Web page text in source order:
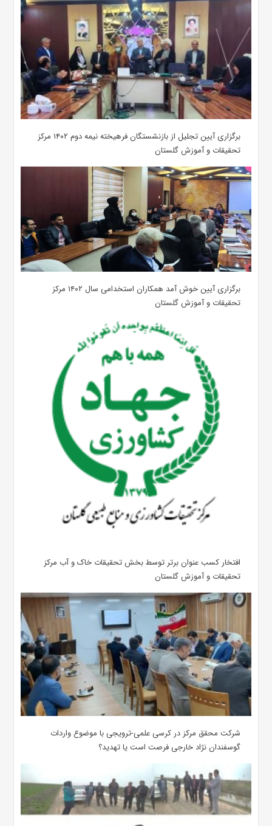
برگزاری آیین تجلیل از بازنشستگان فرهیخته نیمه دوم ۱۴۰۲ مرکز
تحقیقات و آموزش گلستان
برگزاری آیین خوش آمد همکاران استخدامی سال ۱۴۰۲ مرکز
تحقیقات و آموزش گلستان
افتخار کسب عنوان برتر توسط بخش تحقیقات خاک و آب مرکز
تحقیقات و آموزش گلستان
شرکت محقق مرکز در کرسی علمی-ترویجی با موضوع واردات
گوسفندان نژاد خارجی فرصت است یا تهدید؟